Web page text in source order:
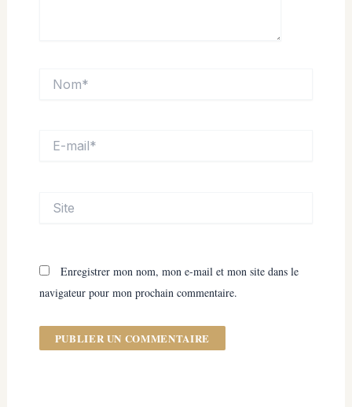
mail*
Enregistrer mon nom, mon e-mail et mon site dans le
navigateur pour mon prochain commentaire.